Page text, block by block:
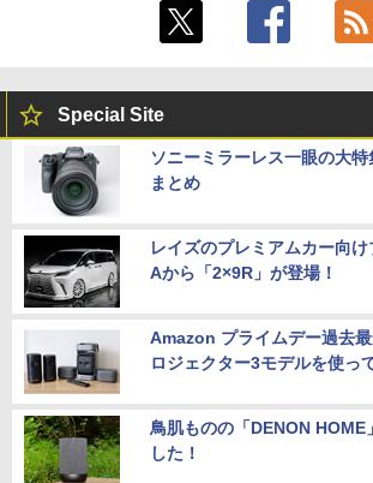
Special Site
ソニーミラーレス一眼の大
まとめ
レイズのプレミアムカー向
Aから「2×9R」が登場！
Amazon プライムデー過去
ロジェクター3モデルを使っ
鳥肌ものの「DENON HOME
した！